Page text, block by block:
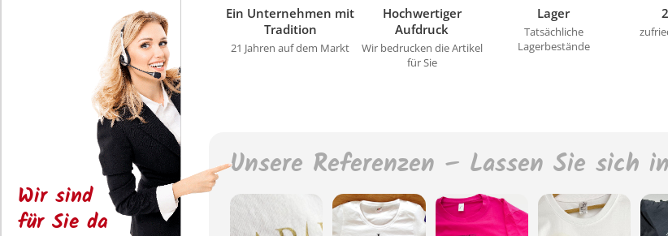
Wir sind
für Sie da
Ein Unternehmen mit
Tradition
21 Jahren auf dem Markt
Hochwertiger
Aufdruck
Wir bedrucken die Artikel
für Sie
Lager
Tatsächliche
Lagerbestände
Unsere Referenzen – Lassen Sie sich